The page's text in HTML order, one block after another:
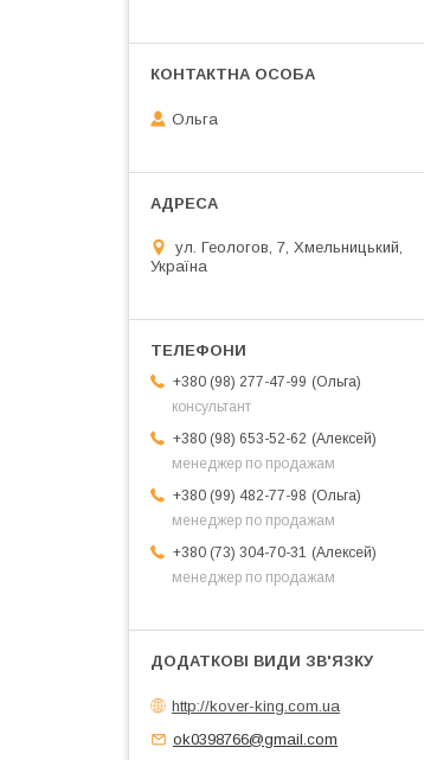
Ольга
ул. Геологов, 7, Хмельницький,
Україна
+380 (98) 277-47-99
Ольга
консультант
+380 (98) 653-52-62
Алексей
менеджер по продажам
+380 (99) 482-77-98
Ольга
менеджер по продажам
+380 (73) 304-70-31
Алексей
менеджер по продажам
http://kover-king.com.ua
ok0398766@gmail.com